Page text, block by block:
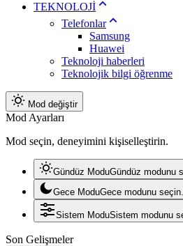
TEKNOLOJİ
Telefonlar
Samsung
Huawei
Teknoloji haberleri
Teknolojik bilgi öğrenme
Mod değiştir
Mod Ayarları
Mod seçin, deneyimini kişiselleştirin.
Gündüz ModuGündüz modunu
Gece ModuGece modunu seçin.
Sistem ModuSistem modunu
Son Gelişmeler